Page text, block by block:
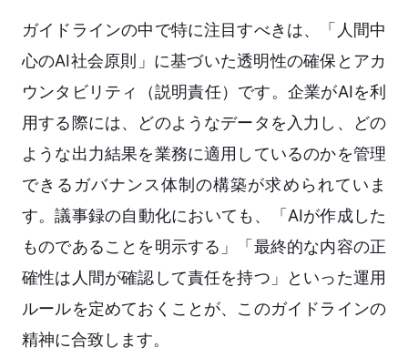
ガイドラインの中で特に注目すべきは、「人間中
心のAI社会原則」に基づいた透明性の確保とアカ
ウンタビリティ（説明責任）です。企業がAIを利
用する際には、どのようなデータを入力し、どの
ような出力結果を業務に適用しているのかを管理
できるガバナンス体制の構築が求められていま
す。議事録の自動化においても、「AIが作成した
ものであることを明示する」「最終的な内容の正
確性は人間が確認して責任を持つ」といった運用
ルールを定めておくことが、このガイドラインの
精神に合致します。